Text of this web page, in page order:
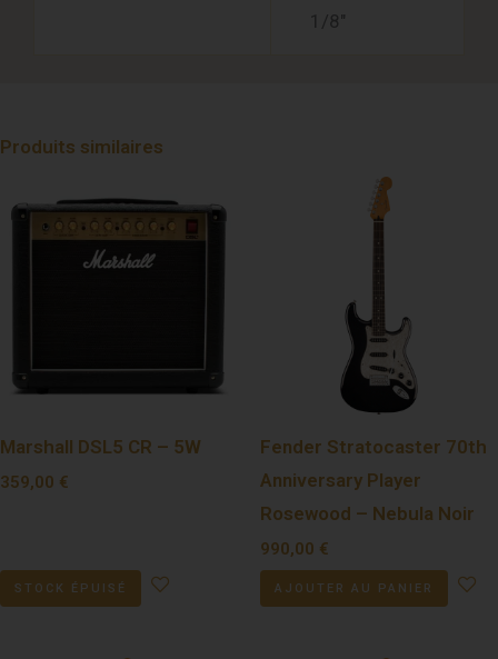
1/8″
Produits similaires
Marshall DSL5 CR – 5W
359,00 €
STOCK ÉPUISÉ
Fender Stratocaster 70th
Anniversary Player
Rosewood – Nebula Noir
990,00 €
AJOUTER AU PANIER